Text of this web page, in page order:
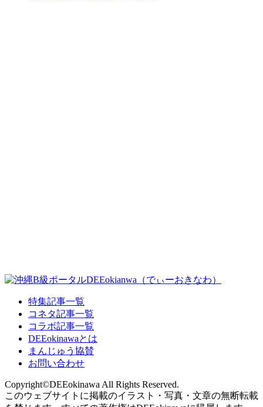
特集記事一覧
コネタ記事一覧
コラボ記事一覧
DEEokinawaとは
まんじゅう協賛
お問い合わせ
Copyright©DEEokinawa All Rights Reserved.
このウェブサイトに掲載のイラスト・写真・文章の無断転載